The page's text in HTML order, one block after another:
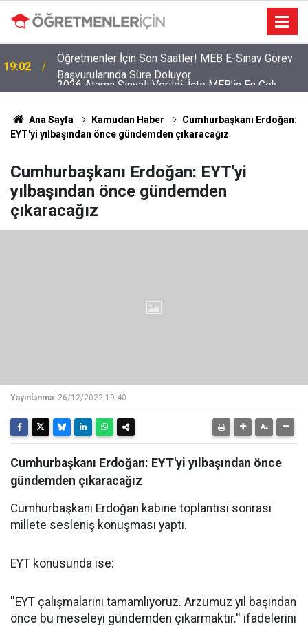
09:01
2026 Atama Sinyali Verildi: İşte MEB’in En Çok
Öğretmen Aradığı 15 Branş!
Ana Sayfa Kamudan Haber
Cumhurbaşkanı Erdoğan:
EYT'yi yılbaşından önce gündemden çıkaracağız
Cumhurbaşkanı Erdoğan: EYT'yi
yılbaşından önce gündemden
çıkaracağız
Yayınlanma: 26/12/2022 19:40
Cumhurbaşkanı Erdoğan: EYT'yi yılbaşından önce
gündemden çıkaracağız
Cumhurbaşkanı Erdoğan kabine toplantısı sonrası
millete sesleniş konuşması yaptı.
EYT konusunda ise:
''EYT çalışmalarını tamamlıyoruz. Arzumuz yıl başından
önce bu meseleyi gündemden çıkarmaktır.'' ifadelerini